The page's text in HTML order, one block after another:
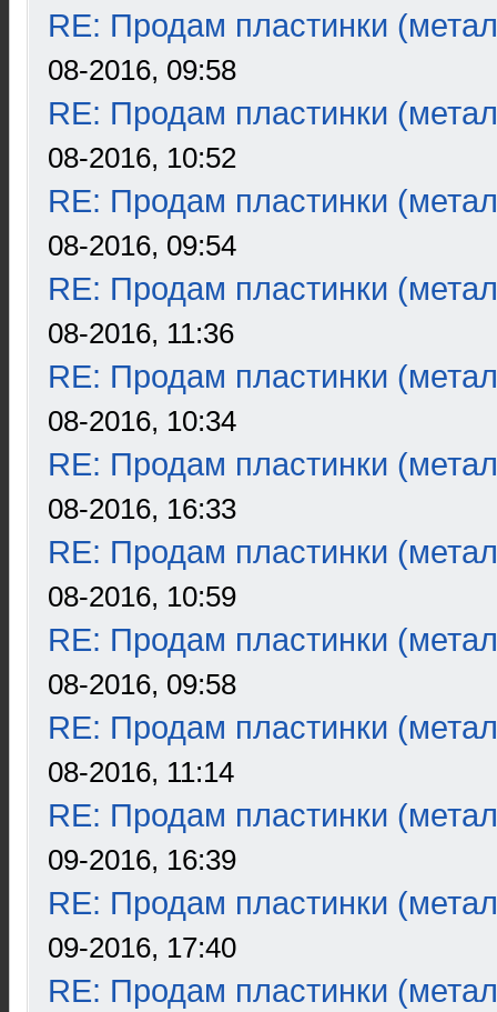
RE: Продам пластинки
08-2016, 09:58
RE: Продам пластинки
08-2016, 10:52
RE: Продам пластинки
08-2016, 09:54
RE: Продам пластинки
08-2016, 11:36
RE: Продам пластинки
08-2016, 10:34
RE: Продам пластинки
08-2016, 16:33
RE: Продам пластинки
08-2016, 10:59
RE: Продам пластинки
08-2016, 09:58
RE: Продам пластинки
08-2016, 11:14
RE: Продам пластинки
09-2016, 16:39
RE: Продам пластинки
09-2016, 17:40
RE: Продам пластинки